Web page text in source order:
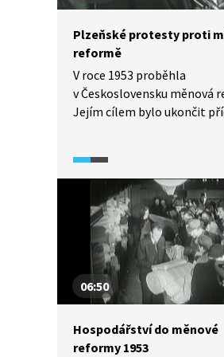
Plzeňské protesty proti
reformě
V roce 1953 proběhla
v Československu měnová
Jejím cílem bylo ukončit
znehodnocení úspor lidí a
jejich životní úrovně. V
v reakci na reformu
dělnické protesty, které
násilně potlačeny.
06:50
Hospodářství do měnové
reformy 1953